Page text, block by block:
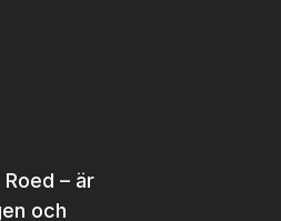
– är
och